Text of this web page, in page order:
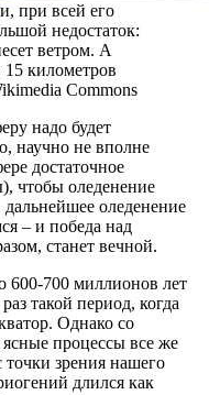
при всей его
недостаток:
ветром. А
километров
Commons
надо будет
научно не вполне
достаточное
чтобы оледенение
оледенение
– и победа над
станет вечной.
600-700 миллионов лет
такой период, когда
Однако со
процессы все же
зрения нашего
длился как